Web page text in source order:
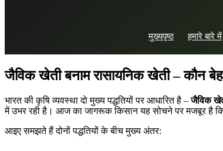
मुख्यपृष्ठ हमारे बारे में
जैविक खेती बनाम रासायनिक खेती – कौन
भारत की कृषि व्यवस्था दो मुख्य पद्धतियों पर आधारित है –जैविक
में उभर रही है। आज का जागरूक किसान यह सोचने पर मजबूर है
आइए समझते हैं दोनों पद्धतियों के बीच मुख्य अंतर: